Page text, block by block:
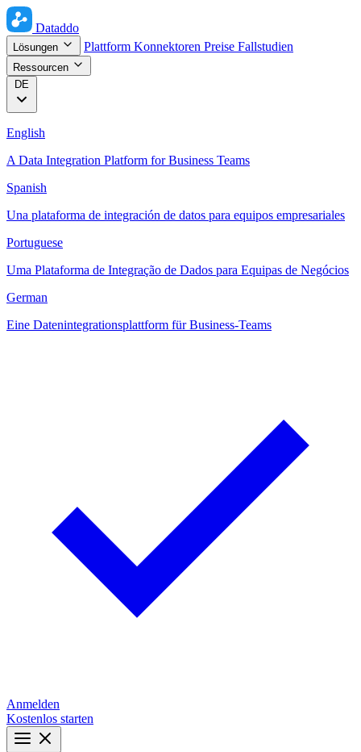
Dataddo
Lösungen Plattform Konnektoren Preise Fallstudien
Ressourcen
DE
English
A Data Integration Platform for Business Teams
Spanish
Una plataforma de integración de datos para equipos empresariales
Portuguese
Uma Plataforma de Integração de Dados para Equipas de Negócios
German
Eine Datenintegrationsplattform für Business-Teams
Anmelden
Kostenlos starten